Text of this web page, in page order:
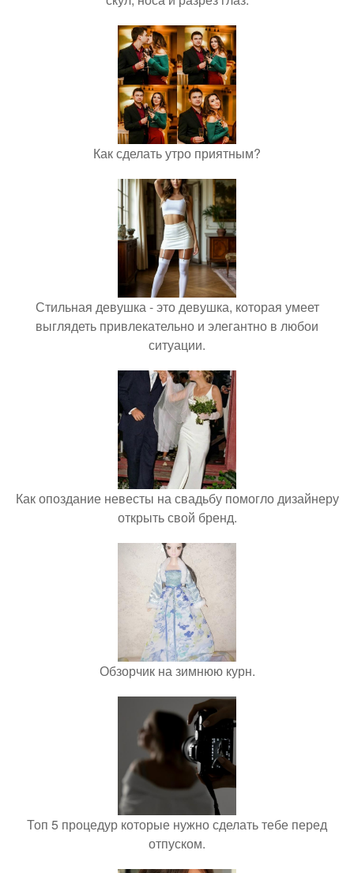
Как сделать утро приятным?
Стильная девушка - это девушка, которая умеет
выглядеть привлекательно и элегантно в любои
ситуации.
Как опоздание невесты на свадьбу помогло дизайнеру
открыть свой бренд.
Обзорчик на зимнюю курн.
Топ 5 процедур которые нужно сделать тебе перед
отпуском.